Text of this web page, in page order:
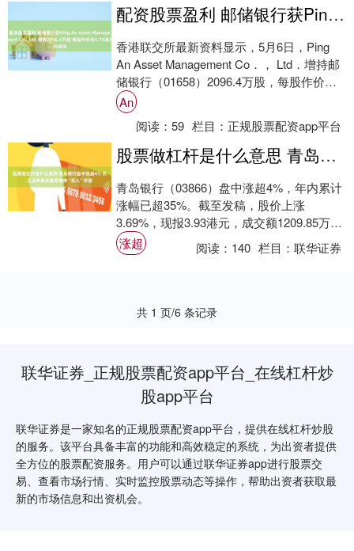
配资股票盈利 邮储银行获Ping An Asset Management Co., Ltd.增持2096.4万股 每股作价约4.78港元
香港联交所最新资料显示，5月6日，Ping
An Asset Management Co．， Ltd．增持邮
储银行（01658）2096.4万股，每股作价为
4.....
An
阅读：59 栏目： 正规股票配资app平台
股票做杠杆是什么意思 青岛银行盘中涨超4% 长江证券重点推荐维持“买入”评级
青岛银行（03866）盘中涨超4%，年内累计
涨幅已超35%。截至发稿，股价上涨
3.69%，现报3.93港元，成交额1209.85万港
元。 青岛银行近日发布202....
涨超 阅读： 140 栏目：联华证券
共 1 页/6 条记录
联华证券_正规股票配资app平台_在线杠杆炒
股app平台
联华证券是一家知名的正规股票配资app平台，提供在线杠杆炒股
的服务。该平台具备丰富的功能和高效稳定的系统，为出资者提供
全方位的股票配资服务。用户可以通过联华证券app进行股票交
易、查看市场行情、实时监控股票动态等操作，帮助出资者获取最
新的市场信息和出资机会。